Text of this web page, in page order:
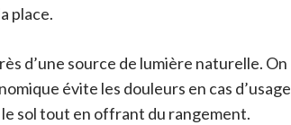
place.
d’une source de lumière naturelle. On
évite les douleurs en cas d’usage
sol tout en offrant du rangement.